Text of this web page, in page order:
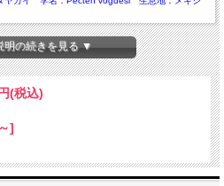
スワードが必要です
明の続きを見る ▼
(税込)
]